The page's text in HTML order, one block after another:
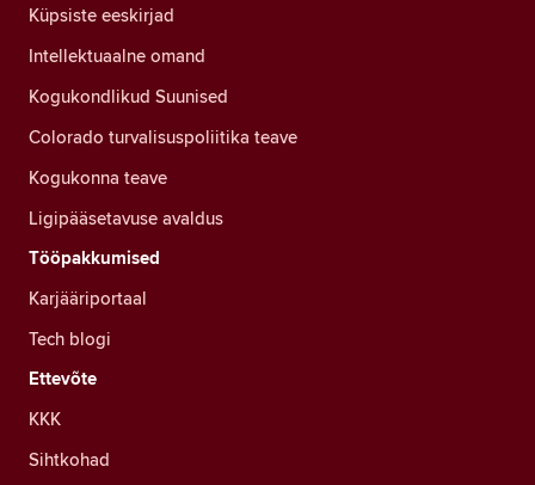
Küpsiste eeskirjad
Intellektuaalne omand
Kogukondlikud Suunised
Colorado turvalisuspoliitika teave
Kogukonna teave
Ligipääsetavuse avaldus
Tööpakkumised
Karjääriportaal
Tech blogi
Ettevõte
KKK
Sihtkohad